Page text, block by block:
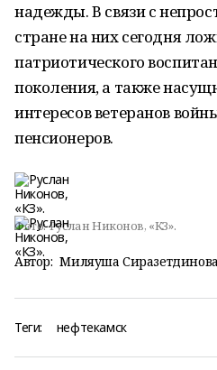
надежды. В связи с
стране на них сегодня
патриотического
поколения, а также
интересов ветеранов
пенсионеров.
Фото: Руслан Никонов, «КЗ».
Автор: Миляуша Сиразетдинова
Теги: нефтекамск